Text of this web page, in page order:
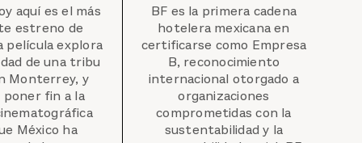
aquí es el más
estreno de
película explora
de una tribu
Monterrey, y
poner fin a la
México ha
BF es la primera cadena
hotelera mexicana en
certificarse como Empresa
B, reconocimiento
internacional otorgado a
organizaciones
comprometidas con la
sustentabilidad y la